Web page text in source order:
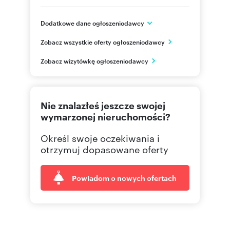
Dodatkowe dane ogłoszeniodawcy
Strzelce Opolskie
PL
690 36 Pokaż telefon
Zobacz wszystkie oferty ogłoszeniodawcy
Zobacz wizytówkę ogłoszeniodawcy
Nie znalazłeś jeszcze swojej
wymarzonej nieruchomości?
Określ swoje oczekiwania i
otrzymuj dopasowane oferty
Powiadom o nowych ofertach